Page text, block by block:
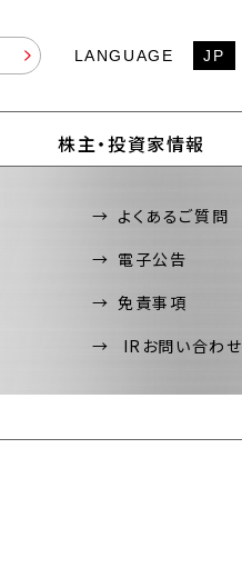
LANGUAGE JP
株主・投資家情報
よくあるご質問
電子公告
免責事項
IRお問い合わせ